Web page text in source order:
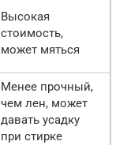
Высокая
стоимость,
может мяться
Менее прочный,
чем лен, может
давать усадку
при стирке